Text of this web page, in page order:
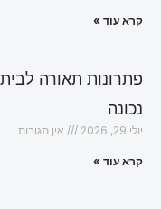
קרא עוד »
פתרונות תאורה
נכונה
יולי 29, 2026 אין תגובות
קרא עוד »